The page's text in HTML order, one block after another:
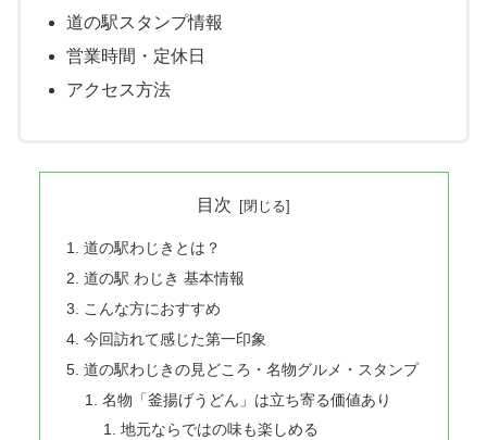
道の駅スタンプ情報
営業時間・定休日
アクセス方法
目次
道の駅わじきとは？
道の駅 わじき 基本情報
こんな方におすすめ
今回訪れて感じた第一印象
道の駅わじきの見どころ・名物グルメ・スタンプ
名物「釜揚げうどん」は立ち寄る価値あり
地元ならではの味も楽しめる